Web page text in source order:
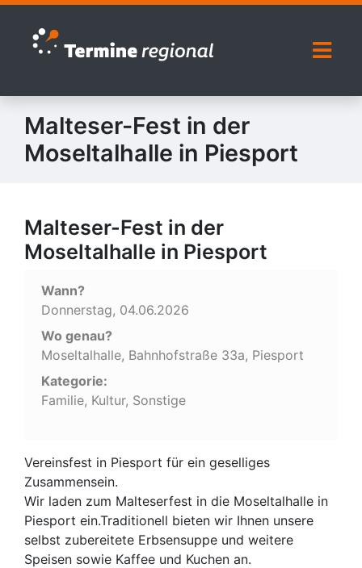
Zur Navigation springen
Zum Inhalt springen
Malteser-Fest in der
Moseltalhalle in Piesport
Malteser-Fest in der
Moseltalhalle in Piesport
Wann?
Donnerstag, 04.06.2026
Wo genau?
Moseltalhalle, Bahnhofstraße 33a, Piesport
Kategorie:
Familie, Kultur, Sonstige
Vereinsfest in Piesport für ein geselliges
Zusammensein.
Wir laden zum Malteserfest in die Moseltalhalle in
Piesport ein.Traditionell bieten wir Ihnen unsere
selbst zubereitete Erbsensuppe und weitere
Speisen sowie Kaffee und Kuchen an.